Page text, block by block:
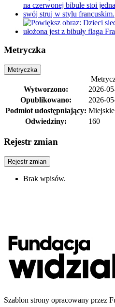
Metryczka
Metryczka
Wytworzono:
2026-
Opublikowano:
2026-
Podmiot udostępniający:
Odwiedziny:
160
Rejestr zmian
Rejestr zmian
Brak wpisów.
Szablon strony opracowany przez